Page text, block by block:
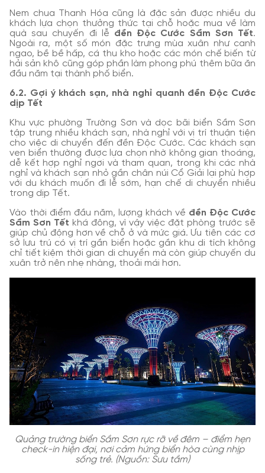
Nem chua Thanh Hóa cũng là đặc sản được nhiều du
khách lựa chọn thưởng thức tại chỗ hoặc mua về làm
quà sau chuyến đi lễ đền Độc Cước Sầm Sơn Tết.
Ngoài ra, một số món đặc trưng mùa xuân như canh
ngao, bề bề hấp, cá thu kho hoặc các món chế biến từ
hải sản khô cũng góp phần làm phong phú thêm bữa ăn
đầu năm tại thành phố biển.
6.2. Gợi ý khách sạn, nhà nghỉ quanh đền Độc Cước
dịp Tết
Khu vực phường Trường Sơn và dọc bãi biển Sầm Sơn
tập trung nhiều khách sạn, nhà nghỉ với vị trí thuận tiện
cho việc di chuyển đến đền Độc Cước. Các khách sạn
ven biển thường được lựa chọn nhờ không gian thoáng,
dễ kết hợp nghỉ ngơi và tham quan, trong khi các nhà
nghỉ và khách sạn nhỏ gần chân núi Cổ Giải lại phù hợp
với du khách muốn đi lễ sớm, hạn chế di chuyển nhiều
trong dịp Tết.
Vào thời điểm đầu năm, lượng khách về đền Độc Cước
Sầm Sơn Tết khá đông, vì vậy việc đặt phòng trước sẽ
giúp chủ động hơn về chỗ ở và mức giá. Ưu tiên các cơ
sở lưu trú có vị trí gần biển hoặc gần khu di tích không
chỉ tiết kiệm thời gian di chuyển mà còn giúp chuyến du
xuân trở nên nhẹ nhàng, thoải mái hơn.
Quảng trường biển Sầm Sơn rực rỡ về đêm – điểm hẹn
check-in hiện đại, nơi cảm hứng biển hòa cùng nhịp
sống trẻ. (Nguồn: Sưu tầm)